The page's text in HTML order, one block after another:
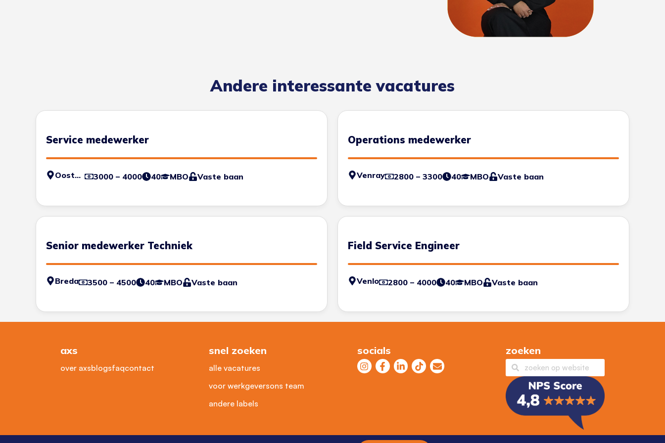
Andere interessante vacatures
Service medewerker
Oosterhout 3000 – 4000 40 MBO Vaste baan
Operations medewerker
Venray 2800 – 3300 40 MBO Vaste baan
Senior medewerker Techniek
Breda 3500 – 4500 40 MBO Vaste baan
Field Service Engineer
Venlo 2800 – 4000 40 MBO Vaste baan
axs
over axsblogsfaqcontact
snel zoeken
alle vacatures
voor werkgeversons team
andere labels
socials zoeken